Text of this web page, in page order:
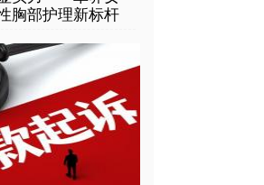
胸部护理新标杆